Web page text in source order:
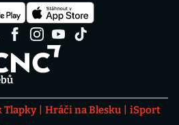
Tlapky Hráči na Blesku
iSport